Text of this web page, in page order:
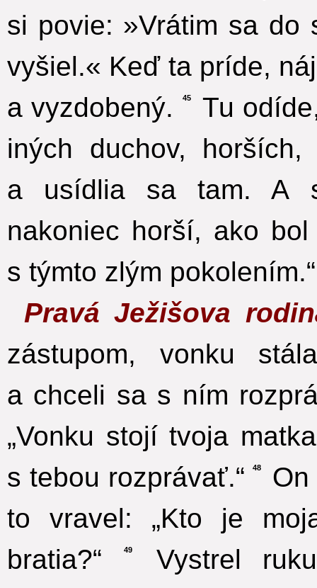
si povie: »Vrátim sa do
vyšiel.« Keď ta príde,
a vyzdobený.
45
Tu
iných duchov,
a usídlia sa tam. A
nakoniec horší, ako
s týmto zlým pokolením.“
Pravá Ježišova
zástupom, vonku
a chceli sa s ním
„Vonku stojí tvoja
s tebou rozprávať.“
48
On
to vravel: „Kto je
bratia?“
49
Vystrel